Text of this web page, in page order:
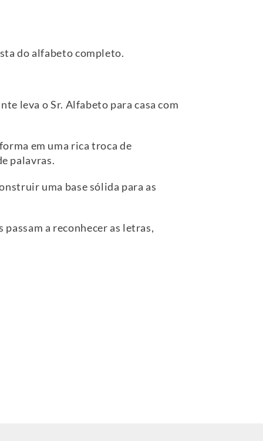
do alfabeto completo.
leva o Sr. Alfabeto para casa com
em uma rica troca de
palavras.
uma base sólida para as
a reconhecer as letras,